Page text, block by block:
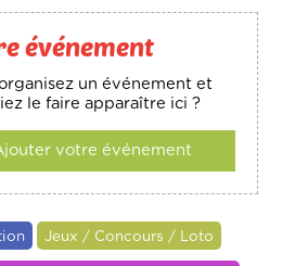
événement
un événement et
le faire apparaître ici ?
votre événement
Jeux / Concours / Loto